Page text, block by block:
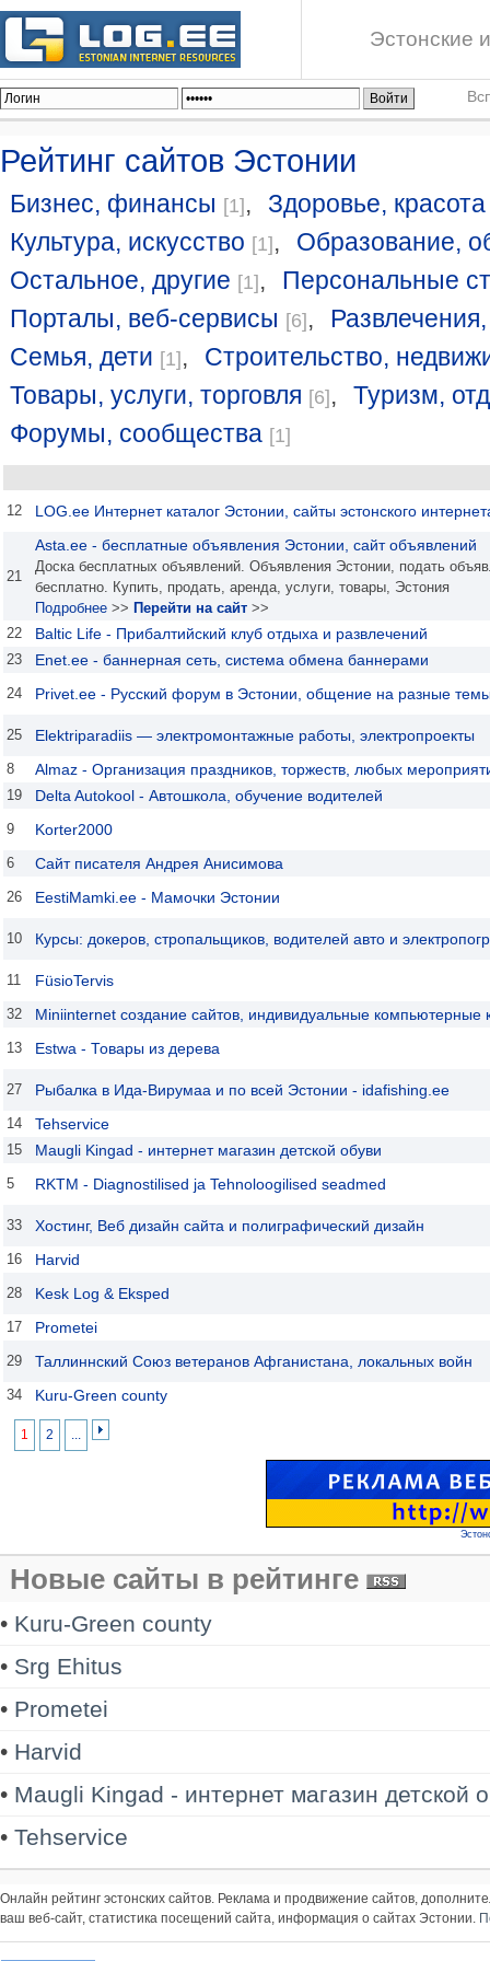
Эстонские
Рейтинг сайтов Эстонии
Бизнес, финансы [1],
Здоровье, красота
Культура, искусство [1],
Образование,
Остальное, другие [1],
Персональные
Порталы, веб-сервисы [6],
Семья, дети [1],
Строительство,
Товары, услуги, торговля [6],
Туризм,
Форумы, сообщества [1]
12 LOG.ee Интернет каталог Эстонии, сайты эстонского
21
Asta.ee - бесплатные объявления Эстонии, сайт объявлений
Доска бесплатных объявлений. Объявления Эстонии, подать
бесплатно. Купить, продать, аренда, услуги, товары, Эстония
Подробнее >> Перейти на сайт >>
22
Baltic Life - Прибалтийский клуб отдыха и развлечений
23 Enet.ee - баннерная сеть, система обмена баннерами
24 Privet.ее - Русский форум в Эстонии, общение на разные
25 Elektriparadiis — электромонтажные работы, электропроекты
8 Almaz - Организация праздников, торжеств, любых
19 Delta Autokool - Автошкола, обучение водителей
9 Korter2000
6 Сайт писателя Андрея Анисимова
26 EestiMamki.ee - Мамочки Эстонии
10 Курсы: докеров, стропальщиков, водителей авто и
11 FüsioTervis
32 Miniinternet создание сайтов, индивидуальные компьютерные
13 Estwa - Товары из дерева
27 Рыбалка в Ида-Вирумаа и по всей Эстонии - idafishing.ee
14 Tehservice
15 Maugli Kingad - интернет магазин детской обуви
5 RKTM - Diagnostilised ja Tehnoloogilised seadmed
33 Хостинг, Веб дизайн сайта и полиграфический дизайн
16 Harvid
28 Kesk Log & Eksped
17 Prometei
29 Таллиннский Союз ветеранов Афганистана, локальных войн
34 Kuru-Green county
1 2
Новые сайты в рейтинге
• Kuru-Green county
• Srg Ehitus
• Prometei
• Harvid
• Maugli Kingad - интернет магазин детской
• Tehservice
Онлайн рейтинг эстонских сайтов. Реклама и продвижение сайтов,
ваш веб-сайт, статистика посещений сайта, информация о сайтах Эстонии.